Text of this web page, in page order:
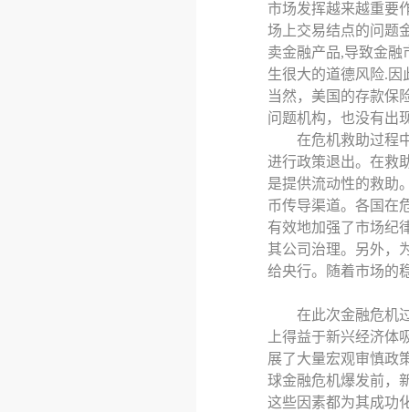
市场发挥越来越重要
场上交易结点的问题
卖金融产品,导致金
生很大的道德风险.因
当然，美国的存款保
问题机构，也没有出
在危机救助过程
进行政策退出。在救
是提供流动性的救助
币传导渠道。各国在
有效地加强了市场纪
其公司治理。另外，
给央行。随着市场的
在此次金融危机
上得益于新兴经济体
展了大量宏观审慎政
球金融危机爆发前，
这些因素都为其成功